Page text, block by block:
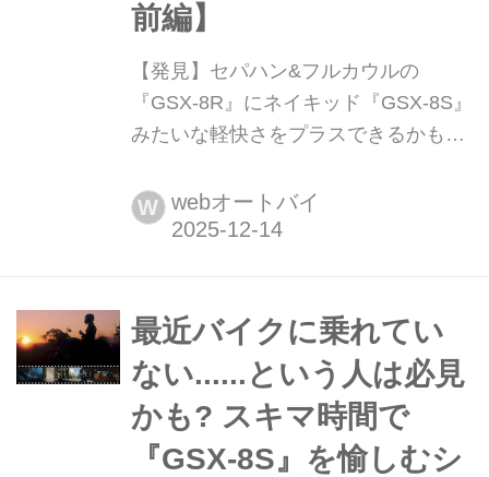
前編】
【発見】セパハン&フルカウルの
『GSX-8R』にネイキッド『GSX-8S』
みたいな軽快さをプラスできるかも?
GSX-8R / 試乗インプレ・レビュー 前
編】 ネイキッドのGSX-8Sよりも『高
とはひょっとしてこれ、8Rに8Sみた
いな軽快さをブラスできるってこと
か?
W webオートバイ
最近バイクに乗れてい
ない......という人は必見
かも? スキマ時間で
『GSX-8S』を愉しむシ